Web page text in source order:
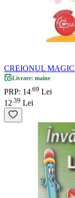
CREIONUL MAGIC.
Livrare: maine
PRP: 14 69 Lei
12 39 Lei